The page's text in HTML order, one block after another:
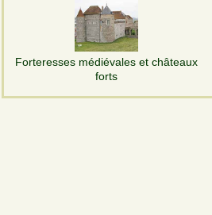
Forteresses médiévales et châteaux
forts